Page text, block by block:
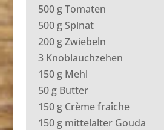
500 g Tomaten
500 g Spinat
200 g Zwiebeln
3 Knoblauchzehen
150 g Mehl
50 g Butter
150 g Crème fraîche
150 g mittelalter Gouda